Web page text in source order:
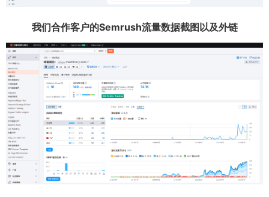
我们合作客户的Semrush流量数据截图以及外链